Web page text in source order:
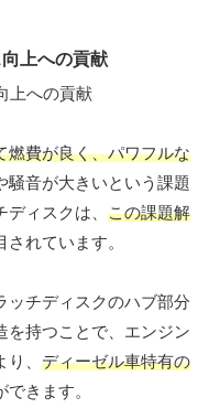
上への貢献
燃費が良く、パワフルな
騒音が大きいという課題
ィスクは、 この課題解
されています。
ッチディスクのハブ部分
を持つことで、エンジン
、 ディーゼル車特有の
きます。